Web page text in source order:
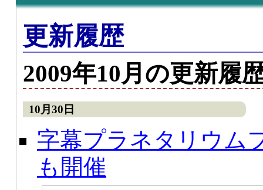
更新履歴
2009年10月の更新履
10月30日
字幕プラネタリウム
も開催